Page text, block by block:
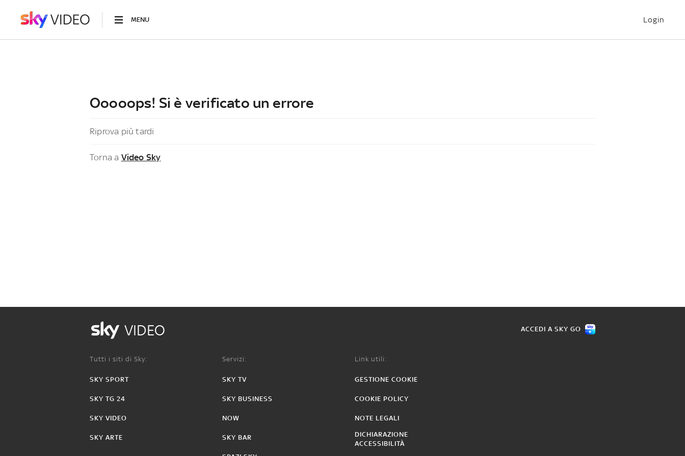
MENU Login
Ooooops! Si è verificato un errore
Riprova più tardi
Torna a Video Sky
VIDEO ACCEDI A SKY GO
Tutti i siti di Sky:
SKY SPORT
SKY TG 24
SKY VIDEO
SKY ARTE
Servizi:
SKY TV
SKY BUSINESS
NOW
SKY BAR
Link utili:
GESTIONE COOKIE
COOKIE POLICY
NOTE LEGALI
DICHIARAZIONE
ACCESSIBILITÀ